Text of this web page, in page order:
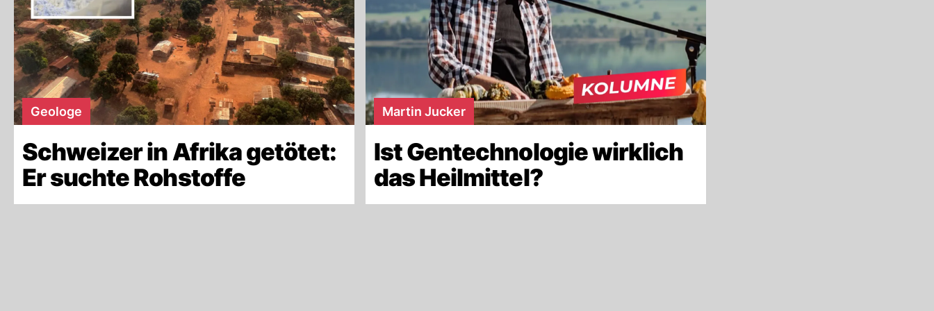
Geologe
Schweizer in Afrika getötet:
Er suchte Rohstoffe
Martin Jucker
Ist Gentechnologie wirklich
das Heilmittel?